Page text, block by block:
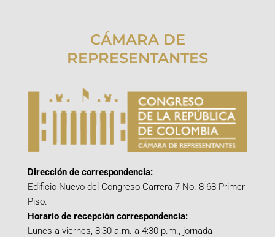
CÁMARA DE
REPRESENTANTES
Dirección de correspondencia:
Edificio Nuevo del Congreso Carrera 7 No. 8-68 Primer
Piso.
Horario de recepción correspondencia:
Lunes a viernes, 8:30 a.m. a 4:30 p.m., jornada